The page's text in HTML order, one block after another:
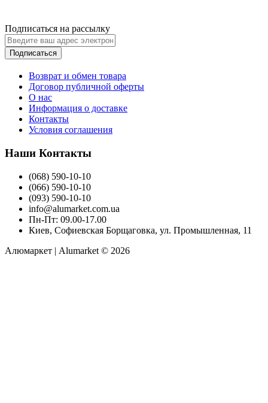
Подписаться на рассылку
Подписаться
Возврат и обмен товара
Договор публичной оферты
О нас
Информация о доставке
Контакты
Условия соглашения
Наши Контакты
(068) 590-10-10
(066) 590-10-10
(093) 590-10-10
info@alumarket.com.ua
Пн-Пт: 09.00-17.00
Киев, Софиевская Борщаговка, ул. Промышленная, 11
Алюмаркет | Alumarket © 2026